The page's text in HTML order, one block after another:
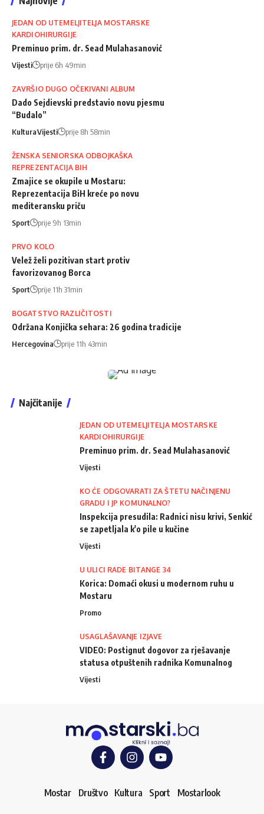
JEDAN OD UTEMELJITELJA MOSTARSKE
KARDIOHIRURGIJE
Preminuo prim. dr. Sead Mulahasanović
Vijesti prije 6h 49min
ZAVRŠIO DUGO OČEKIVANI ALBUM
Dado Sejdievski predstavio novu pjesmu
“Budalo”
KulturaVijesti prije 8h 58min
ŽENSKA SENIORSKA ODBOJKAŠKA
REPREZENTACIJA BIH
Zmajice se okupile u Mostaru:
Reprezentacija BiH kreće po novu
mediteransku priču
Sport prije 9h 13min
PRVO KOLO
Velež želi pozitivan start protiv
favorizovanog Borca
Sport prije 11h 31min
BOGATSTVO RAZLIČITOSTI
Održana Konjička sehara: 26 godina tradicije
Hercegovina prije 11h 43min
Najčitanije
JEDAN OD UTEMELJITELJA MOSTARSKE
KARDIOHIRURGIJE
Preminuo prim. dr. Sead Mulahasanović
Vijesti
KO ĆE ODGOVARATI ZA ŠTETU NAČINJENU
GRADU I JP KOMUNALNO?
Inspekcija presudila: Radnici nisu krivi, Senkić
se zapetljala k'o pile u kučine
Vijesti
U ULICI RADE BITANGE 34
Korica: Domaći okusi u modernom ruhu u
Mostaru
Promo
USAGLAŠAVANJE IZJAVE
VIDEO: Postignut dogovor za rješavanje
statusa otpuštenih radnika Komunalnog
Vijesti
Mostar Društvo Kultura Sport Mostarlook